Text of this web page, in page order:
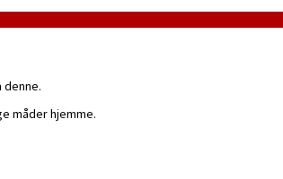
denne.
måder hjemme.